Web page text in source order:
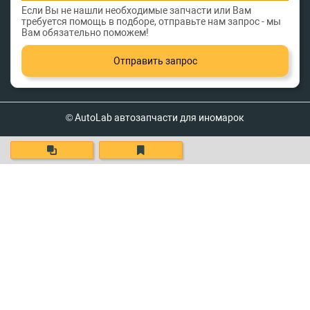
Если Вы не нашли необходимые запчасти или Вам
требуется помощь в подборе, отправьте нам запрос - мы
Вам обязательно поможем!
Отправить запрос
© AutoLab автозапчасти для иномарок